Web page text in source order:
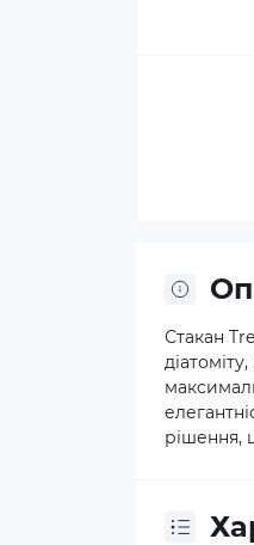
Стакан
рішення,